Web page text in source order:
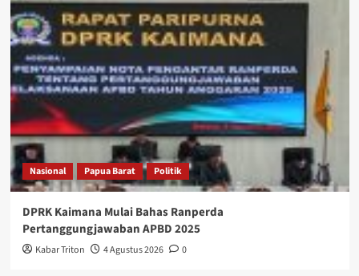
Nasional Papua Barat Politik
DPRK Kaimana Mulai Bahas Ranperda
Pertanggungjawaban APBD 2025
Kabar Triton 4 Agustus 2026 0